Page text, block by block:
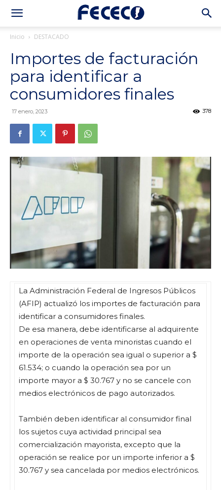
Inicio DESTACADO
Importes de facturación
para identificar a
consumidores finales
17 enero, 2023 378
La Administración Federal de Ingresos Públicos
(AFIP) actualizó los importes de facturación para
identificar a consumidores finales.
De esa manera, debe identificarse al adquirente
en operaciones de venta minoristas cuando el
importe de la operación sea igual o superior a $
61.534; o cuando la operación sea por un
importe mayor a $ 30.767 y no se cancele con
medios electrónicos de pago autorizados.
También deben identificar al consumidor final
los sujetos cuya actividad principal sea
comercialización mayorista, excepto que la
operación se realice por un importe inferior a $
30.767 y sea cancelada por medios electrónicos.